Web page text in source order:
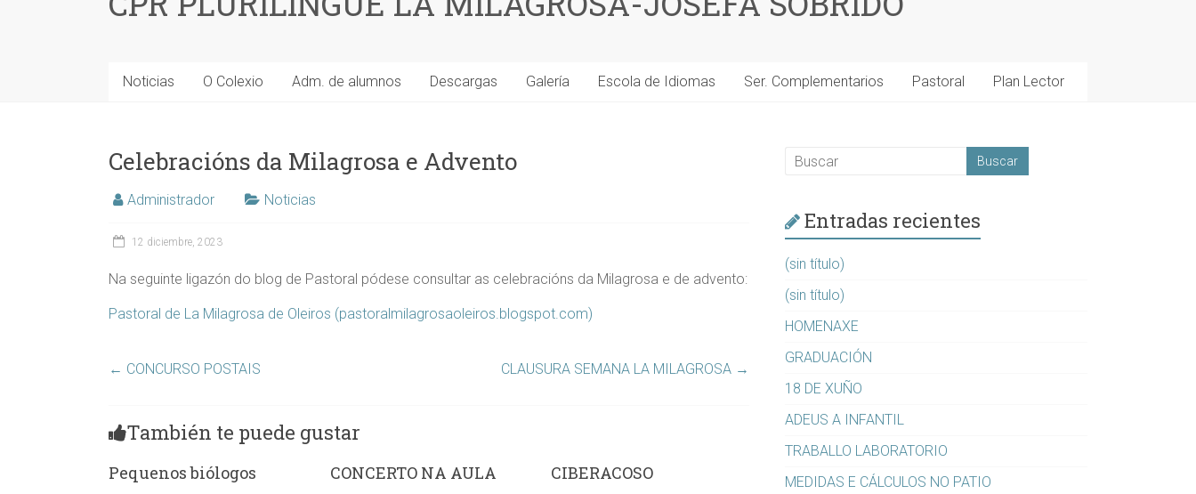
Noticias O Colexio Adm. de alumnos Descargas Galería Escola de Idiomas Ser. Complementarios Pastoral Plan Lector
Celebracións da Milagrosa e Advento
Administrador Noticias
12 diciembre, 2023
Na seguinte ligazón do blog de Pastoral pódese consultar as celebracións da Milagrosa e de advento:
Pastoral de La Milagrosa de Oleiros (pastoralmilagrosaoleiros.blogspot.com)
← CONCURSO POSTAIS CLAUSURA SEMANA LA MILAGROSA →
También te puede gustar
Pequenos biólogos CONCERTO NA AULA CIBERACOSO
Entradas recientes
(sin título)
(sin título)
HOMENAXE
GRADUACIÓN
18 DE XUÑO
ADEUS A INFANTIL
TRABALLO LABORATORIO
MEDIDAS E CÁLCULOS NO PATIO